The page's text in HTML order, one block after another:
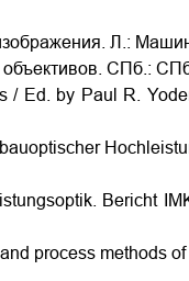
Л.:
СПб.:
Ed. by Paul R.
Bericht
process methods